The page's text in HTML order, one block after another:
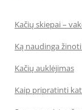
Kačių skiepai –
Ką naudinga
Kačių auklėjimas
Kaip pripratinti